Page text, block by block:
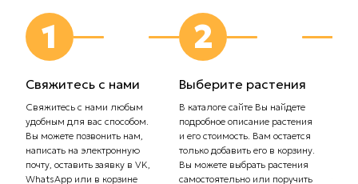
1
Свяжитесь с нами
Свяжитесь с нами любым
удобным для вас способом.
Вы можете позвонить нам,
написать на электронную
почту, оставить заявку в VK,
WhatsApp или в корзине
2
Выберите растения
В каталоге сайте Вы найдете
подробное описание растения
и его стоимость. Вам остается
только добавить его в корзину.
Вы можете выбрать растения
самостоятельно или поручить